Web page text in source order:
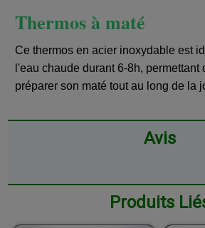
Thermos à maté
Ce thermos en acier inoxydable est
l'eau chaude durant 6-8h, permettant
préparer son maté tout au long de la
Avis
Produits